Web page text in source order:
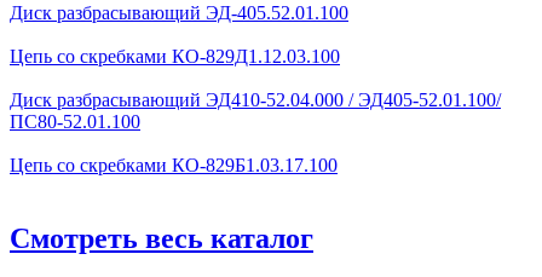
Диск разбрасывающий ЭД-405.52.01.100
Цепь со скребками КО-829Д1.12.03.100
Диск разбрасывающий ЭД410-52.04.000 / ЭД405-52.01.100/
ПС80-52.01.100
Цепь со скребками КО-829Б1.03.17.100
Смотреть весь каталог